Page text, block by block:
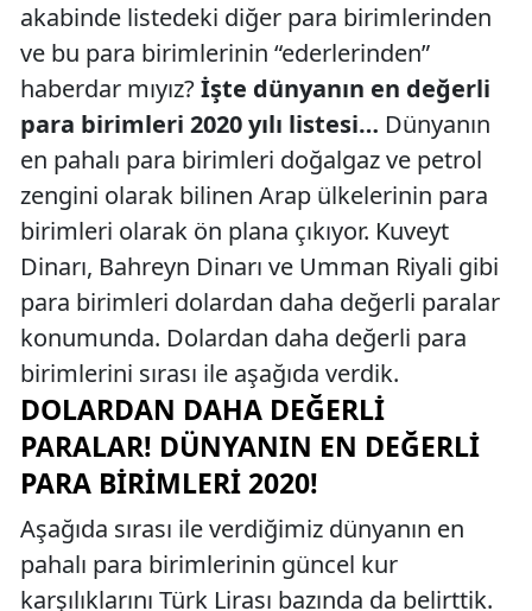
akabinde listedeki diğer para birimlerinden
ve bu para birimlerinin “ederlerinden”
haberdar mıyız?İşte dünyanın en değerli
para birimleri 2020 yılı listesi… Dünyanın
en pahalı para birimleri doğalgaz ve petrol
zengini olarak bilinen Arap ülkelerinin para
birimleri olarak ön plana çıkıyor. Kuveyt
Dinarı, Bahreyn Dinarı ve Umman Riyali gibi
para birimleri dolardan daha değerli paralar
konumunda. Dolardan daha değerli para
birimlerini sırası ile aşağıda verdik.
DOLARDAN DAHA DEĞERLI
PARALAR! DÜNYANIN EN DEĞERLI
PARA BIRIMLERI 2020!
Aşağıda sırası ile verdiğimiz dünyanın en
pahalı para birimlerinin güncel kur
karşılıklarını Türk Lirası bazında da belirttik.